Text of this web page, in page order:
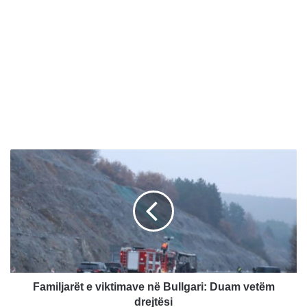
F
a
i
j
a
r
ë
Familjarët e viktimave në Bullgari: Duam vetëm
drejtësi